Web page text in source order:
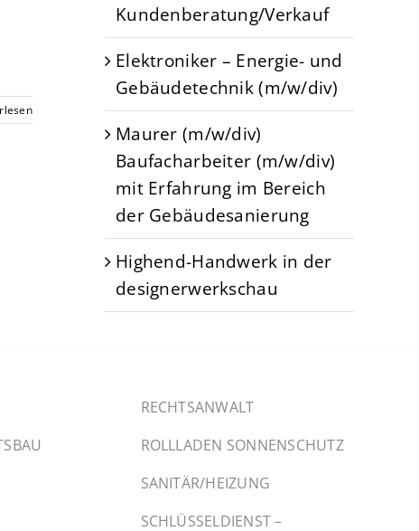
Kundenberatung/Verkauf
Elektroniker – Energie- und
Gebäudetechnik (m/w/div)
Maurer (m/w/div)
Baufacharbeiter (m/w/div)
mit Erfahrung im Bereich
der Gebäudesanierung
Highend-Handwerk in der
designerwerkschau
RECHTSANWALT
ROLLLADEN SONNENSCHUTZ
SANITÄR/HEIZUNG
SCHLÜSSELDIENST –